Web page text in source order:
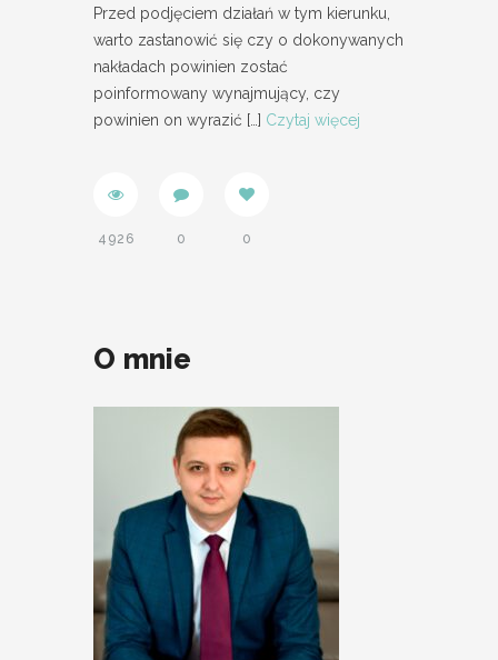
Przed podjęciem działań w tym kierunku,
warto zastanowić się czy o dokonywanych
nakładach powinien zostać
poinformowany wynajmujący, czy
powinien on wyrazić […] Czytaj więcej
4926 0 0
O mnie